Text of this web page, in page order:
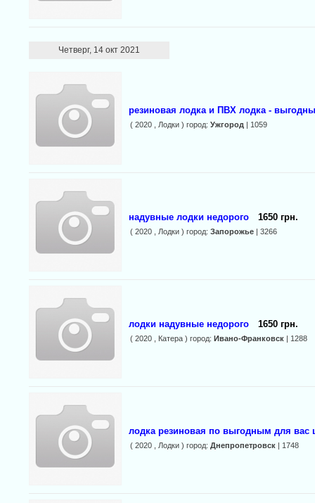
Четверг, 14 окт 2021
резиновая лодка и ПВХ лодка -
( 2020 , Лодки ) город: Ужгород | 1059
надувные лодки недорого 1650 грн.
( 2020 , Лодки ) город: Запорожье| 3266
лодки надувные недорого 1650 грн.
( 2020 , Катера ) город: Ивано-Франковск| 1288
лодка резиновая по выгодным для вас
( 2020 , Лодки ) город: Днепропетровск| 1748